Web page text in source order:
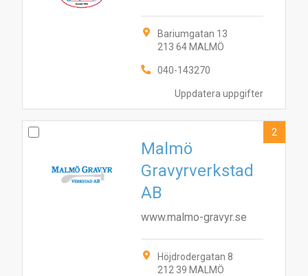
Uppdatera uppgifter
Bariumgatan 13
213 64 MALMÖ
040-143270
Malmö
Gravyrverkstad
AB
www.malmo-gravyr.se
Höjdrodergatan 8
212 39 MALMÖ
2